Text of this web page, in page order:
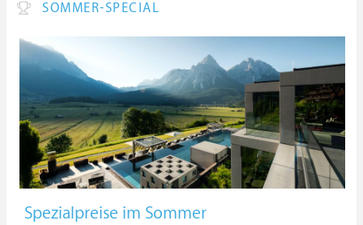
SOMMER-SPECIAL
Spezialpreise im Sommer